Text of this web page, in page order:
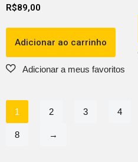
R$89,00
Adicionar ao carrinho
1 2 3 4
8 →